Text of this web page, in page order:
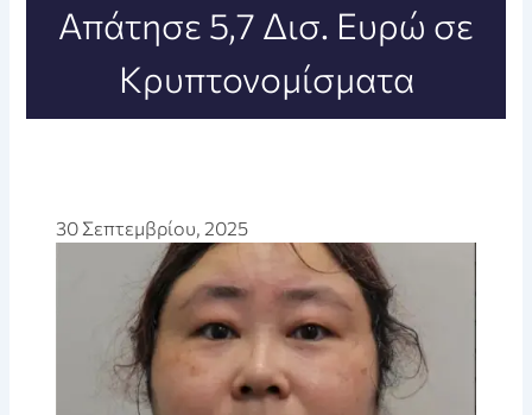
Απάτησε 5,7 Δισ. Ευρώ σε
Κρυπτονομίσματα
30 Σεπτεμβρίου, 2025